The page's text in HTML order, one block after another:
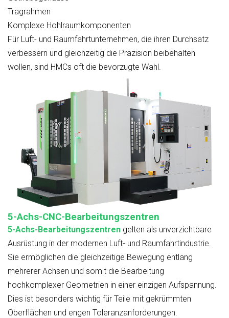
Tragrahmen
Komplexe Hohlraumkomponenten
Für Luft- und Raumfahrtunternehmen, die ihren Durchsatz
verbessern und gleichzeitig die Präzision beibehalten
wollen, sind HMCs oft die bevorzugte Wahl.
5-Achs-CNC-Bearbeitungszentren
5-Achs-Bearbeitungszentren gelten als unverzichtbare
Ausrüstung in der modernen Luft- und Raumfahrtindustrie.
Sie ermöglichen die gleichzeitige Bewegung entlang
mehrerer Achsen und somit die Bearbeitung
hochkomplexer Geometrien in einer einzigen Aufspannung.
Dies ist besonders wichtig für Teile mit gekrümmten
Oberflächen und engen Toleranzanforderungen.